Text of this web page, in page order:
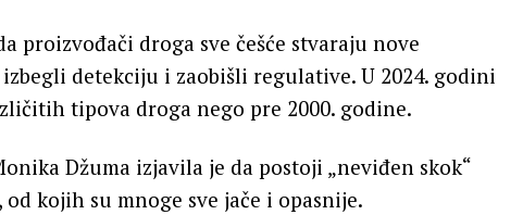
proizvođači droga sve češće stvaraju nove
detekciju i zaobišli regulative. U 2024. godini
tipova droga nego pre 2000. godine.
Džuma izjavila je da postoji „neviđen skok“
kojih su mnoge sve jače i opasnije.